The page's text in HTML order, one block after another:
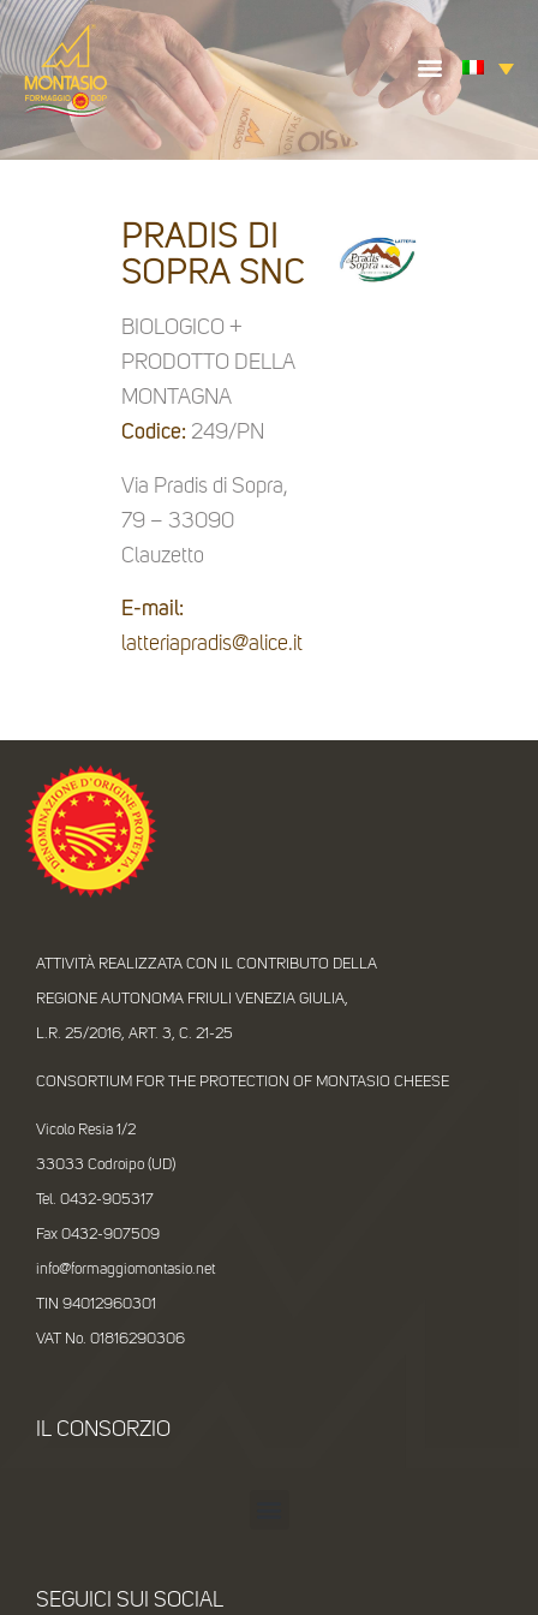
PRADIS DI
SOPRA SNC
BIOLOGICO +
PRODOTTO DELLA
MONTAGNA
Codice: 249/PN
Via Pradis di Sopra,
79 – 33090
Clauzetto
E-mail:
latteriapradis@alice.it
ATTIVITÀ REALIZZATA CON IL CONTRIBUTO DELLA
REGIONE AUTONOMA FRIULI VENEZIA GIULIA,
L.R. 25/2016, ART. 3, C. 21-25
CONSORTIUM FOR THE PROTECTION OF MONTASIO CHEESE
Vicolo Resia 1/2
33033 Codroipo (UD)
Tel. 0432-905317
Fax 0432-907509
info@formaggiomontasio.net
TIN 94012960301
VAT No. 01816290306
IL CONSORZIO
SEGUICI SUI SOCIAL